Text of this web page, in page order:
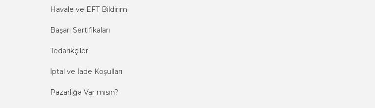
Havale ve EFT Bildirimi
Başarı Sertifikaları
Tedarikçiler
İptal ve İade Koşulları
Pazarlığa Var mısın?